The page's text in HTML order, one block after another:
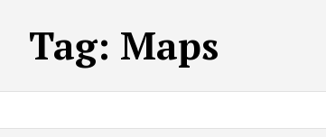
Tag: Maps